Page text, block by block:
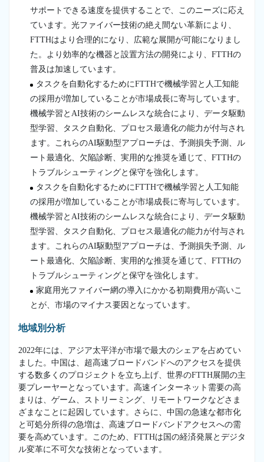
サポートできる速度を提供することで、このニーズに応え
ています。光ファイバー技術の絶え間ない革新により、
FTTHはより合理的になり、広範な展開が可能になりまし
た。より効率的な機器と設置方法の開発により、FTTHの
普及は加速しています。
タスクを自動化するためにFTTHで機械学習と人工知能
の採用が増加していることが市場成長に寄与しています。
機械学習とAI技術のシームレスな統合により、データ駆動
型学習、タスク自動化、プロセス最適化の能力が付与され
ます。これらのAI駆動型アプローチは、予測損失予測、ル
ート最適化、欠陥診断、実用的な推奨を通じて、FTTHの
トラブルシューティングと保守を強化します。
タスクを自動化するためにFTTHで機械学習と人工知能
の採用が増加していることが市場成長に寄与しています。
機械学習とAI技術のシームレスな統合により、データ駆動
型学習、タスク自動化、プロセス最適化の能力が付与され
ます。これらのAI駆動型アプローチは、予測損失予測、ル
ート最適化、欠陥診断、実用的な推奨を通じて、FTTHの
トラブルシューティングと保守を強化します。
家庭用光ファイバー網の導入にかかる初期費用が高いこ
とが、市場のマイナス要因となっています。
地域別分析
2022年には、アジア太平洋が市場で最大のシェアを占めてい
ました。中国は、超高速ブロードバンドへのアクセスを提供
する数多くのプロジェクトを立ち上げ、世界のFTTH展開の主
要プレーヤーとなっています。高速インターネット需要の高
まりは、ゲーム、ストリーミング、リモートワークなどさま
ざまなことに起因しています。さらに、中国の急速な都市化
と可処分所得の急増は、高速ブロードバンドアクセスへの需
要を高めています。このため、FTTHは国の経済発展とデジタ
ル変革に不可欠な技術となっています。